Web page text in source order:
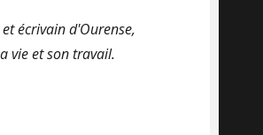
écrivain d'Ourense,
vie et son travail.